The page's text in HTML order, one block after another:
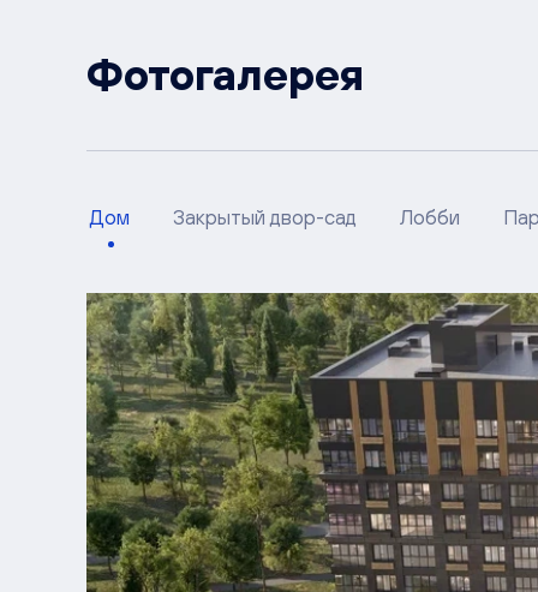
Фотогалерея
Дом Закрытый двор-сад Лобби